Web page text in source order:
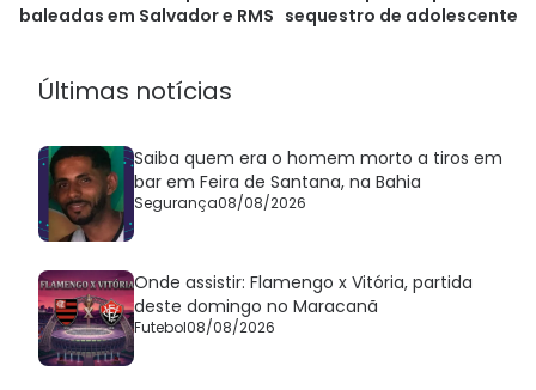
baleadas em Salvador e RMS sequestro de adolescente
Últimas notícias
Saiba quem era o homem morto a tiros em
bar em Feira de Santana, na Bahia
Segurança08/08/2026
Onde assistir: Flamengo x Vitória, partida
deste domingo no Maracanã
Futebol08/08/2026